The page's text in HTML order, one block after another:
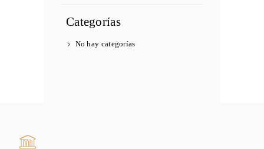
Categorías
No hay categorías